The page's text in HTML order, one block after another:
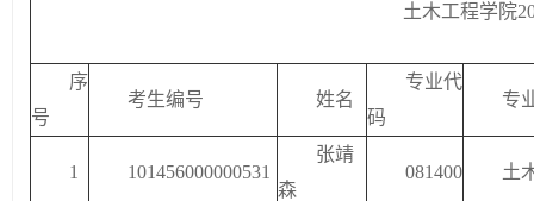
土木工程学院
序
号
考生编号 姓名
专业代
码
专
1 101456000000531
张靖
森
081400 土